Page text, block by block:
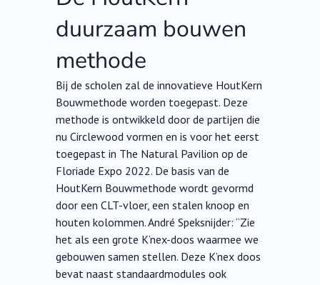
duurzaam bouwen
methode
Bij de scholen zal de innovatieve HoutKern
Bouwmethode worden toegepast. Deze
methode is ontwikkeld door de partijen die
nu Circlewood vormen en is voor het eerst
toegepast in The Natural Pavilion op de
Floriade Expo 2022. De basis van de
HoutKern Bouwmethode wordt gevormd
door een CLT-vloer, een stalen knoop en
houten kolommen. André Speksnijder: “Zie
het als een grote K’nex-doos waarmee we
gebouwen samen stellen. Deze K’nex doos
bevat naast standaardmodules ook